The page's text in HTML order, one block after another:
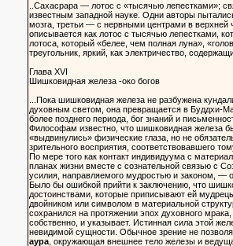
..Сахасрара — лотос с «тысячью лепестками»;
известным западной науке. Одни авторы
мозга, третьи — с нервными центрами в верхней
описывается как лотос с тысячью лепестками,
лотоса, который «белее, чем полная луна»,
треугольник, яркий, как электричество,
Глава XVI
Шишковидная железа -око богов
...Пока шишковидная железа не разбужена
духовным светом, она превращается в Буддхи-
более позднего периода, бог знаний и
Философам известно, что шишковидная железа
«выдвинулись» физические глаза, но не
зрительного восприятия, соответствовавшего
По мере того как контакт индивидуума с
планах жизни вместе с сознательной связью с
усилия, направляемого мудростью и законом, —
Было бы ошибкой прийти к заключению, что
достоинствами, которые приписывают ей
двойником или символом в материальной
сохранился на протяжении эпох духовного
собственно, и указывает. Истинная сила этой
невидимой сущности. Обычное зрение не
аура, окружающая внешнее тело железы и